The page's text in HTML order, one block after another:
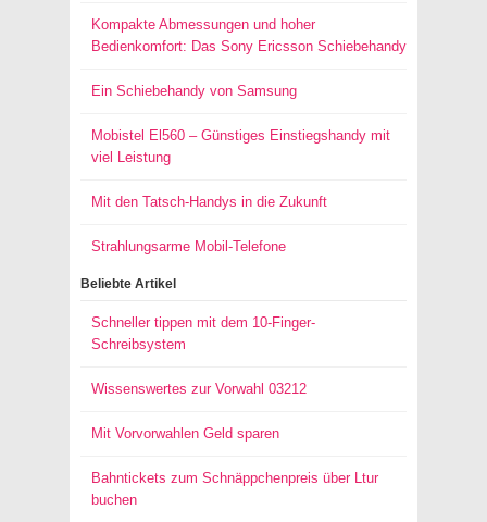
Kompakte Abmessungen und hoher
Bedienkomfort: Das Sony Ericsson Schiebehandy
Ein Schiebehandy von Samsung
Mobistel El560 – Günstiges Einstiegshandy mit
viel Leistung
Mit den Tatsch-Handys in die Zukunft
Strahlungsarme Mobil-Telefone
Beliebte Artikel
Schneller tippen mit dem 10-Finger-
Schreibsystem
Wissenswertes zur Vorwahl 03212
Mit Vorvorwahlen Geld sparen
Bahntickets zum Schnäppchenpreis über Ltur
buchen